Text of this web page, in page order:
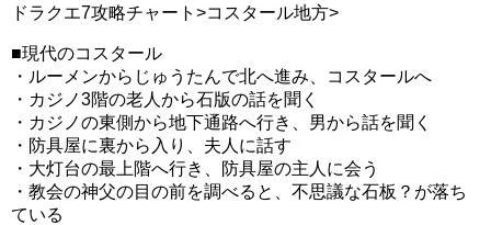
ドラクエ7攻略チャート>コスタール地方>
■現代のコスタール
・ルーメンからじゅうたんで北へ進み、コスタールへ
・カジノ3階の老人から石版の話を聞く
・カジノの東側から地下通路へ行き、男から話を聞く
・防具屋に裏から入り、夫人に話す
・大灯台の最上階へ行き、防具屋の主人に会う
・教会の神父の目の前を調べると、不思議な石板？が落ち
ている